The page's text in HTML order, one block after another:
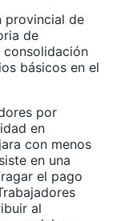
provincial de
de
consolidación
básicos en el
por
en
con menos
en una
el pago
al